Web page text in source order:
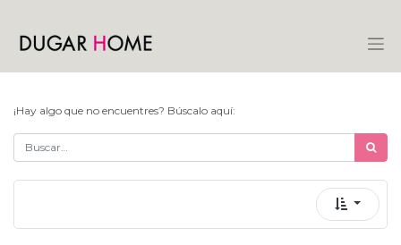
¡Hay algo que no encuentres? Búscalo aquí: